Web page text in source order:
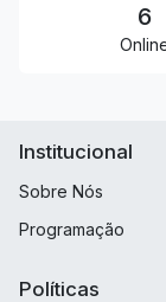
6
Institucional
Sobre Nós
Programação
Políticas